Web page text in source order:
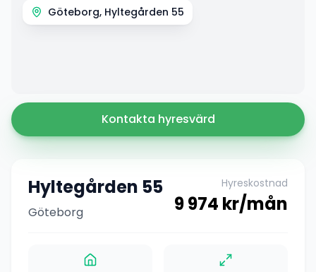
Göteborg, Hyltegården 55
Kontakta hyresvärd
Hyltegården 55
Göteborg
Hyreskostnad
9 974 kr/mån